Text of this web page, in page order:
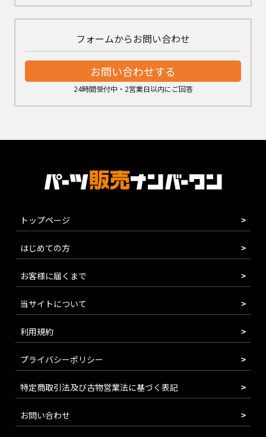
フォームからお問い合わせ
お問い合わせする
24時間受付中・2営業日以内にご回答
トップページ
はじめての方
お客様に届くまで
当サイトについて
利用規約
プライバシーポリシー
特定商取引法及び古物営業法に基づく表記
お問い合わせ